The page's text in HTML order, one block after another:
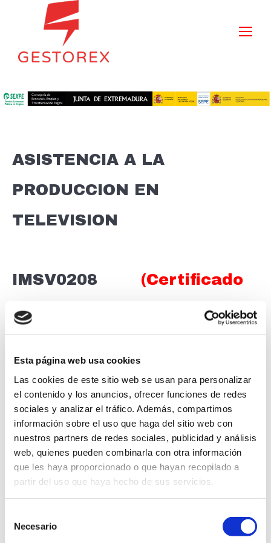
Esta página web usa cookies
Las cookies de este sitio web se usan para personalizar
el contenido y los anuncios, ofrecer funciones de redes
sociales y analizar el tráfico. Además, compartimos
información sobre el uso que haga del sitio web con
nuestros partners de redes sociales, publicidad y análisis
web, quienes pueden combinarla con otra información
que les haya proporcionado o que hayan recopilado a
partir del uso que haya hecho de sus servicios.
Necesario
ASISTENCIA A LA
PRODUCCION EN
TELEVISION
IMSV0208 (Certificado
de Profesionalidad)
550 HORAS
ACCIONES FORMATIVAS DIRIGIDAS
A PERSONAS TRABAJADORAS DESEMPLEADAS
Familia profesional: IMAGEN Y SONIDO
Área profesional: PRODUCCIÓN AUDIOVISUAL
Modalidad:Presencial
LUGAR: CALAMONTE (BADAJOZ)